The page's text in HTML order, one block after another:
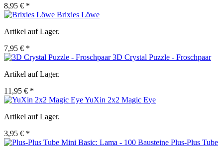
8,95 € *
Brixies Löwe
Artikel auf Lager.
7,95 € *
3D Crystal Puzzle - Froschpaar
Artikel auf Lager.
11,95 € *
YuXin 2x2 Magic Eye
Artikel auf Lager.
3,95 € *
Plus-Plus Tube